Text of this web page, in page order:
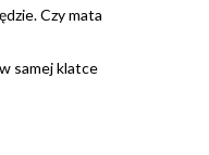
Czy mata
samej klatce